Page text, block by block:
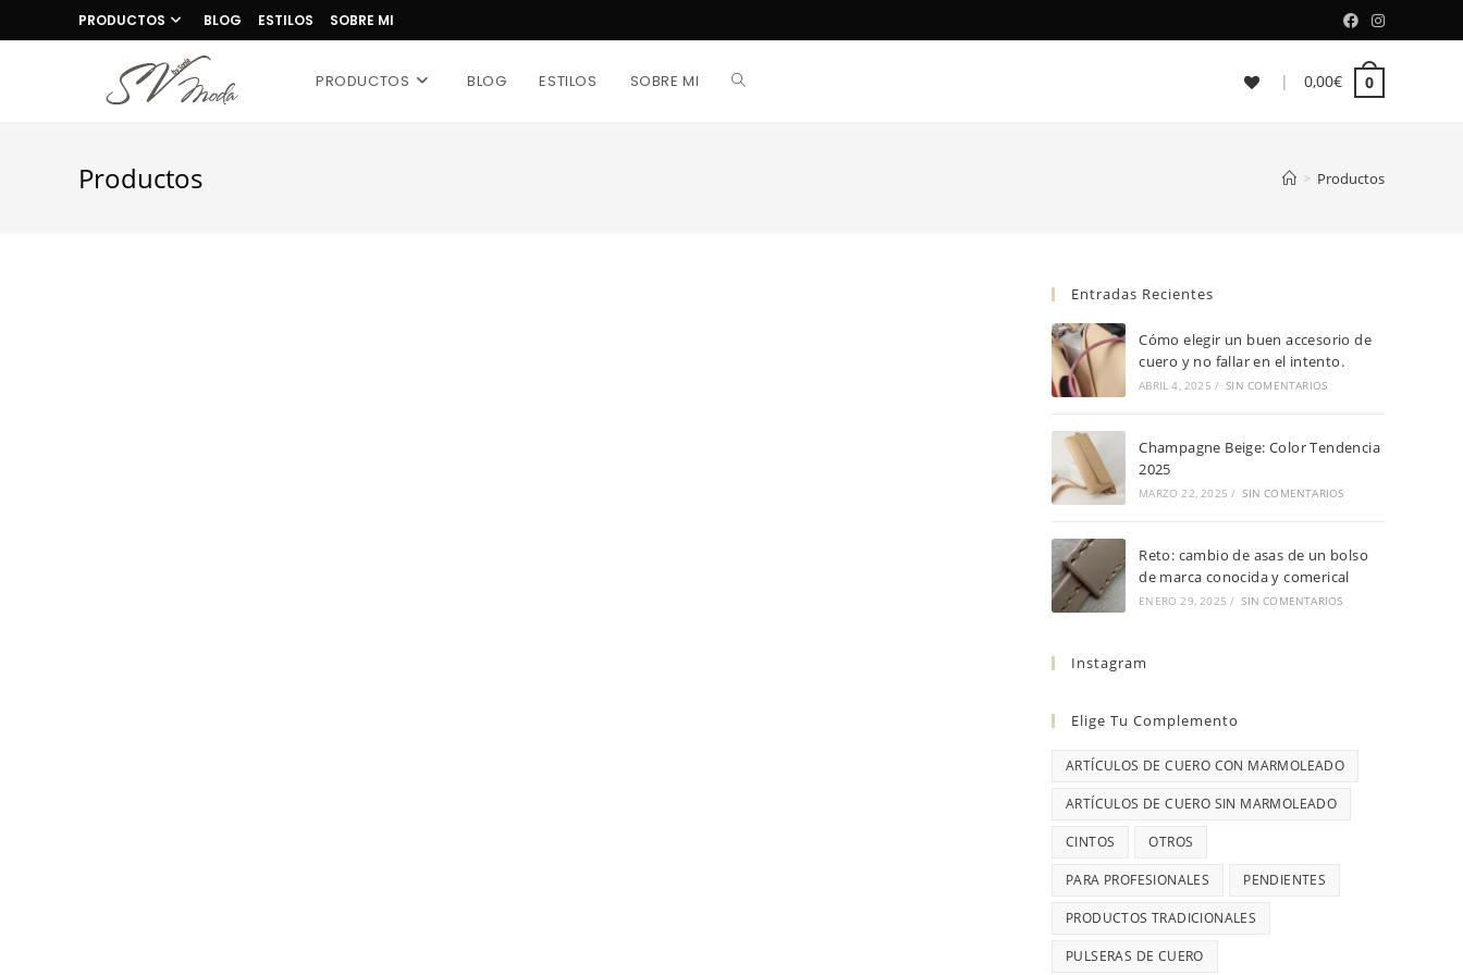
PRODUCTOS BLOG ESTILOS SOBRE MI
| 0,00€ 0
PRODUCTOS BLOG ESTILOS SOBRE MI
Productos > Productos
Entradas Recientes
Cómo elegir un buen accesorio de
cuero y no fallar en el intento.
ABRIL 4, 2025 / SIN COMENTARIOS
Champagne Beige: Color Tendencia
2025
MARZO 22, 2025 / SIN COMENTARIOS
Reto: cambio de asas de un bolso
de marca conocida y comerical
ENERO 29, 2025 / SIN COMENTARIOS
Instagram
Elige Tu Complemento
ARTÍCULOS DE CUERO CON MARMOLEADO
ARTÍCULOS DE CUERO SIN MARMOLEADO
CINTOS OTROS
PARA PROFESIONALES PENDIENTES
PRODUCTOS TRADICIONALES
PULSERAS DE CUERO